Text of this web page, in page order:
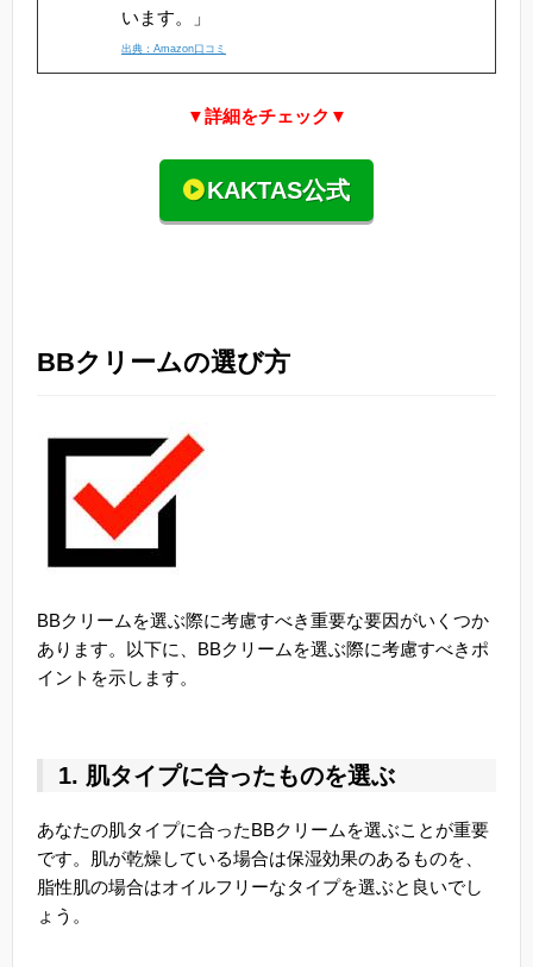
います。」
出典：Amazon口コミ
▼詳細をチェック▼
KAKTAS公式
BBクリームの選び方
BBクリームを選ぶ際に考慮すべき重要な要因がいくつか
あります。以下に、BBクリームを選ぶ際に考慮すべきポ
イントを示します。
1. 肌タイプに合ったものを選ぶ
あなたの肌タイプに合ったBBクリームを選ぶことが重要
です。肌が乾燥している場合は保湿効果のあるものを、
脂性肌の場合はオイルフリーなタイプを選ぶと良いでし
ょう。